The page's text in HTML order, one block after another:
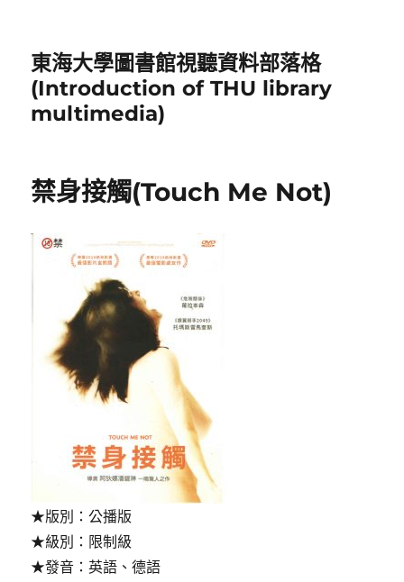
東海大學圖書館視聽資料部落格
(Introduction of THU library
multimedia)
禁身接觸(Touch Me Not)
★版別：公播版
★級別：限制級
★發音：英語、德語